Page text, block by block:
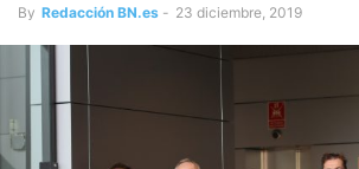
By Redacción BN.es - 23 diciembre, 2019